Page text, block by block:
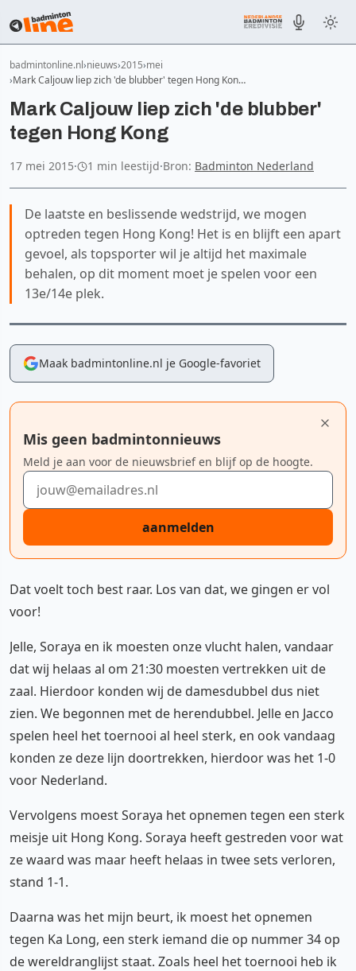
badmintonline.nl nieuws 2015 mei
Mark Caljouw liep zich 'de blubber' tegen Hong Kon…
Mark Caljouw liep zich 'de blubber'
tegen Hong Kong
17 mei 2015· 1 min leestijd·Bron: Badminton Nederland
De laatste en beslissende wedstrijd, we mogen
optreden tegen Hong Kong! Het is en blijft een apart
gevoel, als topsporter wil je altijd het maximale
behalen, op dit moment moet je spelen voor een
13e/14e plek.
Maak badmintonline.nl je Google-favoriet
Mis geen badmintonnieuws
Meld je aan voor de nieuwsbrief en blijf op de hoogte.
E-mailadres
aanmelden
Dat voelt toch best raar. Los van dat, we gingen er vol
voor!
Jelle, Soraya en ik moesten onze vlucht halen, vandaar
dat wij helaas al om 21:30 moesten vertrekken uit de
zaal. Hierdoor konden wij de damesdubbel dus niet
zien. We begonnen met de herendubbel. Jelle en Jacco
spelen heel het toernooi al heel sterk, en ook vandaag
konden ze deze lijn doortrekken, hierdoor was het 1-0
voor Nederland.
Vervolgens moest Soraya het opnemen tegen een sterk
meisje uit Hong Kong. Soraya heeft gestreden voor wat
ze waard was maar heeft helaas in twee sets verloren,
stand 1-1.
Daarna was het mijn beurt, ik moest het opnemen
tegen Ka Long, een sterk iemand die op nummer 34 op
de wereldranglijst staat. Zoals heel het toernooi heb ik